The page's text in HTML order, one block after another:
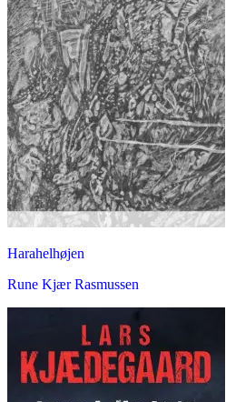
Harahelhøjen
Rune Kjær Rasmussen